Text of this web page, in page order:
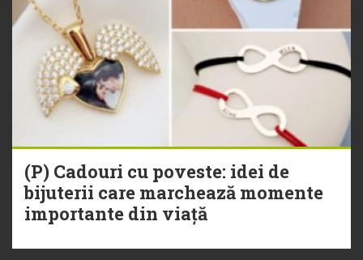
(P) Cadouri cu poveste: idei de
bijuterii care marchează momente
importante din viață